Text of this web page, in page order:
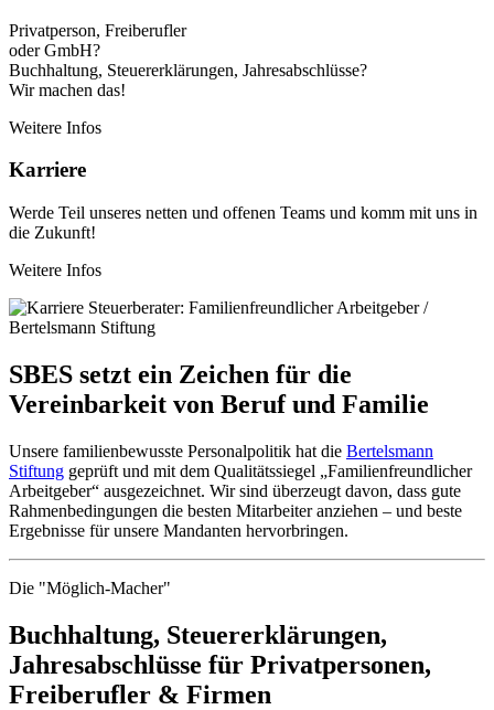
Privatperson, Freiberufler
oder GmbH?
Buchhaltung, Steuererklärungen, Jahresabschlüsse?
Wir machen das!
Weitere Infos
Karriere
Werde Teil unseres netten und offenen Teams und komm mit uns in
die Zukunft!
Weitere Infos
SBES setzt ein Zeichen für die
Vereinbarkeit von Beruf und Familie
Unsere familienbewusste Personalpolitik hat die Bertelsmann
Stiftung geprüft und mit dem Qualitätssiegel „Familienfreundlicher
Arbeitgeber“ ausgezeichnet. Wir sind überzeugt davon, dass gute
Rahmenbedingungen die besten Mitarbeiter anziehen – und beste
Ergebnisse für unsere Mandanten hervorbringen.
Die "Möglich-Macher"
Buchhaltung, Steuererklärungen,
Jahresabschlüsse für Privatpersonen,
Freiberufler & Firmen